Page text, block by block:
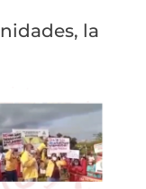
la